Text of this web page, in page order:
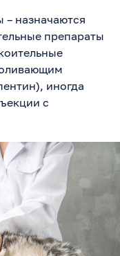
назначаются
препараты
иногда
с